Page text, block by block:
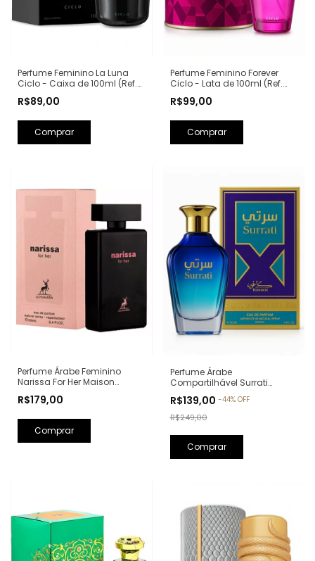
Perfume Feminino La Luna
Ciclo - Caixa de 100ml (Ref.
Lancôme)
R$89,00
Perfume Feminino Forever
Ciclo - Lata de 100ml (Ref.
Spears)
R$99,00
Perfume Árabe Feminino
Narissa For Her Maison
100ml (Ref. Olfativa: Narciso
R$179,00
Perfume Árabe
Compartilhável Surrati
Parfum - 100ml (Ref. Olfativa:
Erba Pura Xerjoff)
R$139,00 -44% OFF
R$249,00